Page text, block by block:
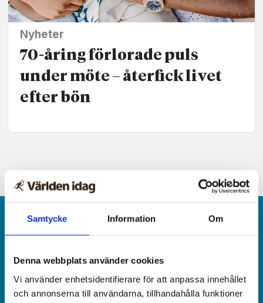
Samtycke Information Om
Denna webbplats använder cookies
Vi använder enhetsidentifierare för att anpassa innehållet
och annonserna till användarna, tillhandahålla funktioner
Nyheter
70-åring förlorade puls
under möte – återfick livet
efter bön
Världen idag är en rikstäckande
och obunden nyhets­­­tidning på kristen grund.